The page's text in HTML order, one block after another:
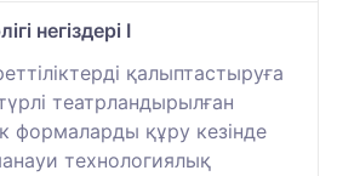
негіздері І
қалыптастыруға
театрландырылған
формаларды құру кезінде
технологиялық